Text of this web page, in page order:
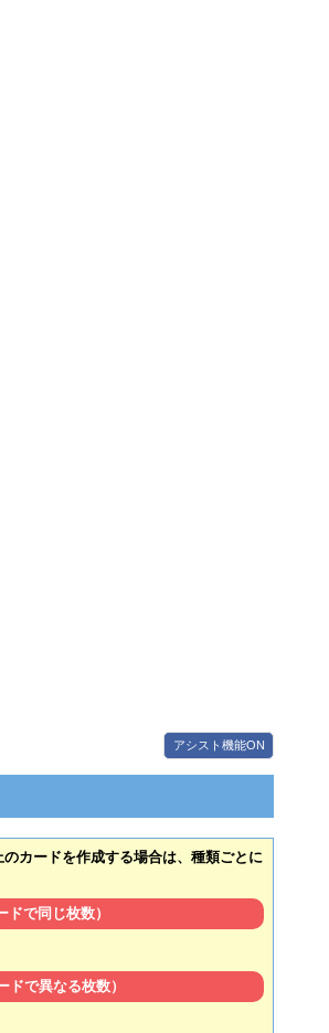
アシスト機能ON
カードを作成する場合は、種類ごとに
で同じ枚数）
で異なる枚数）